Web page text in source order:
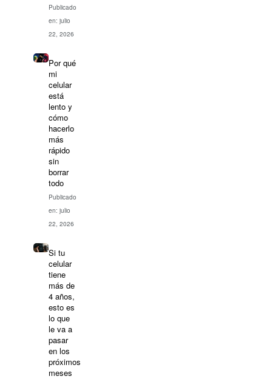
Publicado
en: julio
22, 2026
Por qué
mi
celular
está
lento y
cómo
hacerlo
más
rápido
sin
borrar
todo
Publicado
en: julio
22, 2026
Si tu
celular
tiene
más de
4 años,
esto es
lo que
le va a
pasar
en los
próximos
meses